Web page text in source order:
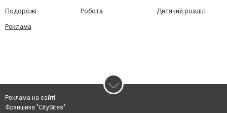
Подорожі Робота Дитячий розділ
Реклама
Реклама на сайті
Франшиза "CitySites"